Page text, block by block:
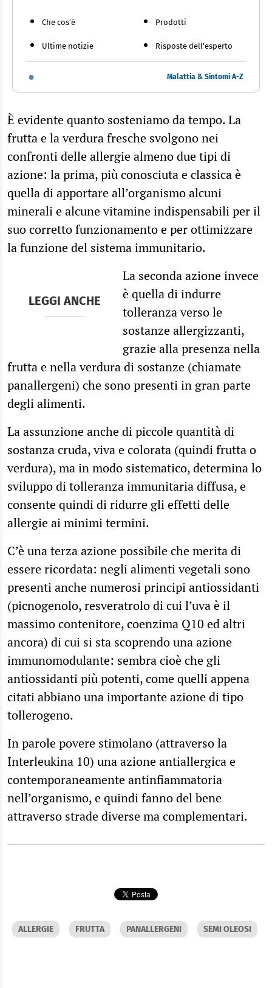
Che cos'è
Ultime notizie
Prodotti
Risposte dell'esperto
Malattia & Sintomi A-Z
È evidente quanto sosteniamo da tempo. La
frutta e la verdura fresche svolgono nei
confronti delle allergie almeno due tipi di
azione: la prima, più conosciuta e classica è
quella di apportare all’organismo alcuni
minerali e alcune vitamine indispensabili per il
suo corretto funzionamento e per ottimizzare
la funzione del sistema immunitario.
LEGGI ANCHE
La seconda azione invece
è quella di indurre
tolleranza verso le
sostanze allergizzanti,
grazie alla presenza nella
frutta e nella verdura di sostanze (chiamate
panallergeni) che sono presenti in gran parte
degli alimenti.
La assunzione anche di piccole quantità di
sostanza cruda, viva e colorata (quindi frutta o
verdura), ma in modo sistematico, determina lo
sviluppo di tolleranza immunitaria diffusa, e
consente quindi di ridurre gli effetti delle
allergie ai minimi termini.
C’è una terza azione possibile che merita di
essere ricordata: negli alimenti vegetali sono
presenti anche numerosi principi antiossidanti
(picnogenolo, resveratrolo di cui l’uva è il
massimo contenitore, coenzima Q10 ed altri
ancora) di cui si sta scoprendo una azione
immunomodulante: sembra cioè che gli
antiossidanti più potenti, come quelli appena
citati abbiano una importante azione di tipo
tollerogeno.
In parole povere stimolano (attraverso la
Interleukina 10) una azione antiallergica e
contemporaneamente antinfiammatoria
nell’organismo, e quindi fanno del bene
attraverso strade diverse ma complementari.
ALLERGIE FRUTTA PANALLERGENI SEMI OLEOSI